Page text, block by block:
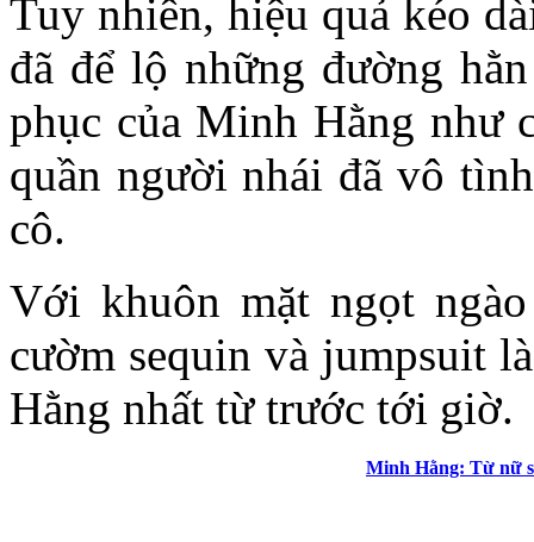
Tuy nhiên, hiệu quả kéo
đã để lộ những đường
phục của Minh Hằng như
quần người nhái đã vô
cô.
Với khuôn mặt ngọt
cườm sequin và jumpsuit
Hằng nhất từ trước tới giờ.
Minh Hằng: Từ nữ